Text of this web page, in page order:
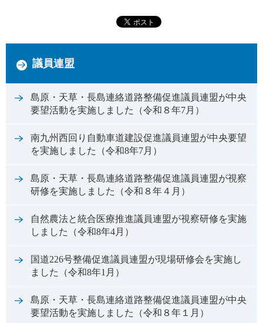
議員連盟
島原・天草・長島連絡道路整備促進議員連盟が中央
要望活動を実施しました（令和８年7月）
南九州西回り自動車道建設促進議員連盟が中央要望
を実施しました（令和8年7月）
島原・天草・長島連絡道路整備促進議員連盟が視察
研修を実施しました（令和８年４月）
自然農法と統合医療推進議員連盟が視察研修を実施
しました（令和8年4月）
国道226号整備促進議員連盟が現場研修会を実施し
ました（令和8年1月）
島原・天草・長島連絡道路整備促進議員連盟が中央
要望活動を実施しました（令和８年１月）